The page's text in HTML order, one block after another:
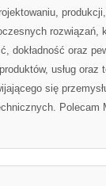
rozwiązań,
dokładność oraz
usług oraz
się
Polecam